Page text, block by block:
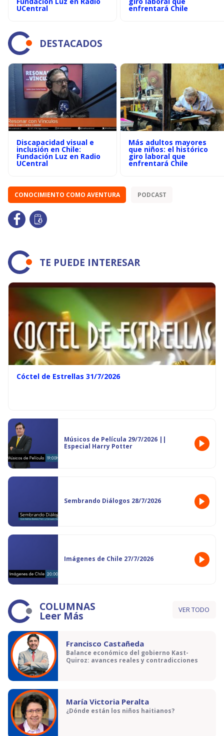
UCentral enfrentará Chile
DESTACADOS
Discapacidad visual e
inclusión en Chile:
Fundación Luz en Radio
UCentral
Más adultos mayores
que niños: el histórico
giro laboral que
enfrentará Chile
CONOCIMIENTO COMO AVENTURA PODCAST
TE PUEDE INTERESAR
Cóctel de Estrellas 31/7/2026
Músicos de Película 29/7/2026 ||
Especial Harry Potter
Sembrando Diálogos 28/7/2026
Imágenes de Chile 27/7/2026
COLUMNAS
Leer Más VER TODO
Francisco Castañeda
Balance económico del gobierno Kast-
Quiroz: avances reales y contradicciones
María Victoria Peralta
¿Dónde están los niños haitianos?